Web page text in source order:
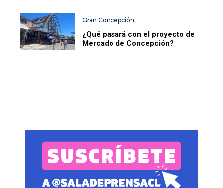
Gran Concepción
¿Qué pasará con el proyecto de
Mercado de Concepción?